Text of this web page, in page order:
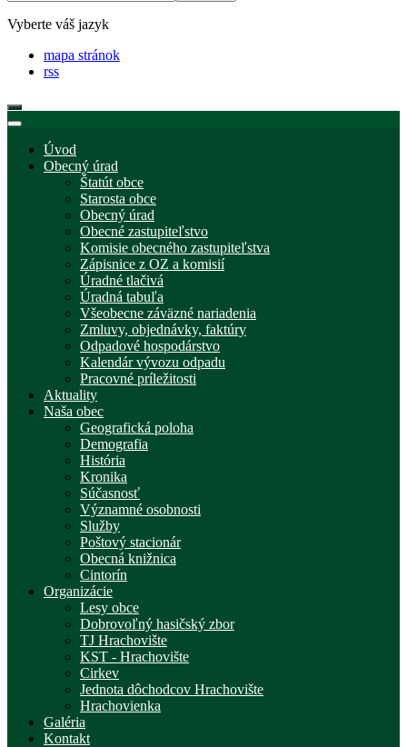
Vyberte váš jazyk
mapa stránok
rss
Úvod
Obecný úrad
Štatút obce
Starosta obce
Obecný úrad
Obecné zastupiteľstvo
Komisie obecného zastupiteľstva
Zápisnice z OZ a komisií
Úradné tlačivá
Úradná tabuľa
Všeobecne záväzné nariadenia
Zmluvy, objednávky, faktúry
Odpadové hospodárstvo
Kalendár vývozu odpadu
Pracovné príležitosti
Aktuality
Naša obec
Geografická poloha
Demografia
História
Kronika
Súčasnosť
Významné osobnosti
Služby
Poštový stacionár
Obecná knižnica
Cintorín
Organizácie
Lesy obce
Dobrovoľný hasičský zbor
TJ Hrachovište
KST - Hrachovište
Cirkev
Jednota dôchodcov Hrachovište
Hrachovienka
Galéria
Kontakt